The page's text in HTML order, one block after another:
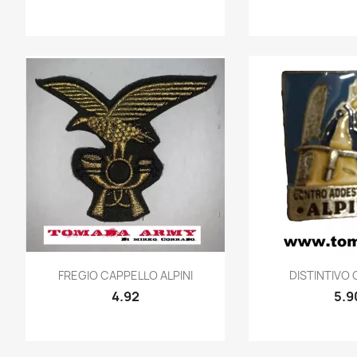
Quick view
FREGIO CAPPELLO ALPINI
4.92

DISTINTIVO